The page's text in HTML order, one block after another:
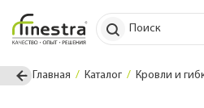
Поиск
Главная Каталог Кровли и